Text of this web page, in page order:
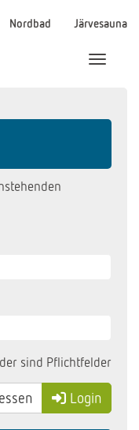
Nordbad Järvesauna
Menü
sind Pflichtfelder
Login